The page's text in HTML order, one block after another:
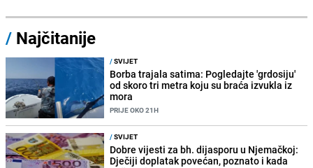
/ Najčitanije
/SVIJET
Borba trajala satima: Pogledajte 'grdosiju'
od skoro tri metra koju su braća izvukla iz
mora
PRIJE OKO 21H
/SVIJET
Dobre vijesti za bh. dijasporu u Njemačkoj:
Dječiji doplatak povećan, poznato i kada